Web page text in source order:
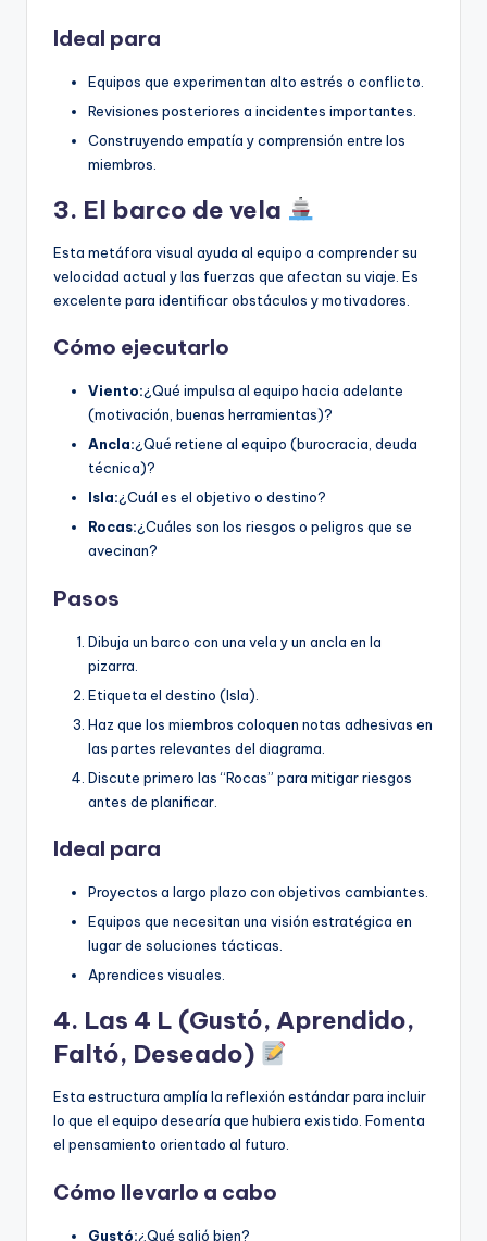
Ideal para
Equipos que experimentan alto estrés o conflicto.
Revisiones posteriores a incidentes importantes.
Construyendo empatía y comprensión entre los
miembros.
3. El barco de vela
Esta metáfora visual ayuda al equipo a comprender su
velocidad actual y las fuerzas que afectan su viaje. Es
excelente para identificar obstáculos y motivadores.
Cómo ejecutarlo
Viento:¿Qué impulsa al equipo hacia adelante
(motivación, buenas herramientas)?
Ancla:¿Qué retiene al equipo (burocracia, deuda
técnica)?
Isla:¿Cuál es el objetivo o destino?
Rocas:¿Cuáles son los riesgos o peligros que se
avecinan?
Pasos
Dibuja un barco con una vela y un ancla en la
pizarra.
Etiqueta el destino (Isla).
Haz que los miembros coloquen notas adhesivas en
las partes relevantes del diagrama.
Discute primero las “Rocas” para mitigar riesgos
antes de planificar.
Ideal para
Proyectos a largo plazo con objetivos cambiantes.
Equipos que necesitan una visión estratégica en
lugar de soluciones tácticas.
Aprendices visuales.
4. Las 4 L (Gustó, Aprendido,
Faltó, Deseado)
Esta estructura amplía la reflexión estándar para incluir
lo que el equipo desearía que hubiera existido. Fomenta
el pensamiento orientado al futuro.
Cómo llevarlo a cabo
Gustó:¿Qué salió bien?